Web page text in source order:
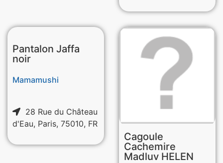
Pantalon Jaffa
noir
Mamamushi
28 Rue du Château
d'Eau, Paris, 75010, FR
Cagoule
Cachemire
Madluv HELEN